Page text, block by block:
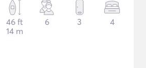
46 ft
14 m
6 3 4